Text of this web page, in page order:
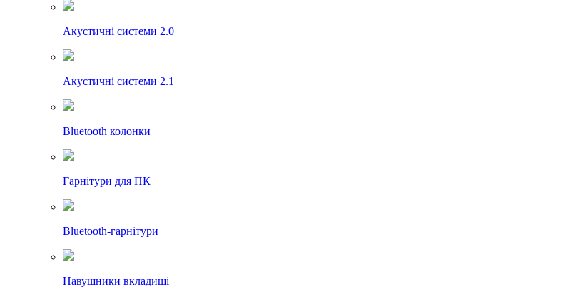
Акустичні системи 2.0
Акустичні системи 2.1
Bluetooth колонки
Гарнітури для ПК
Bluetooth-гарнітури
Навушники вкладиші